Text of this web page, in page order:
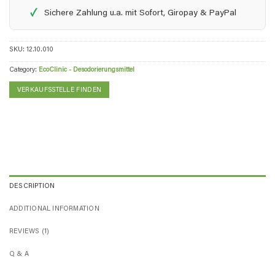
✓ Sichere Zahlung u.a. mit Sofort, Giropay & PayPal
SKU: 12.10.010
Category: EcoClinic - Desodorierungsmittel
VERKAUFSSTELLE FINDEN
DESCRIPTION
ADDITIONAL INFORMATION
REVIEWS (1)
Q & A